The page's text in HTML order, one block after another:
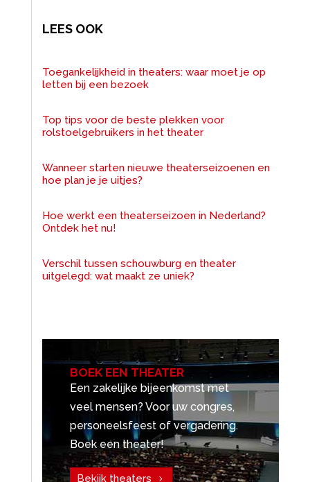
LEES OOK
Toegankelijkheid in theaters: waar moet je op
letten bij een bezoek
Top tips voor de beste plekken voor
rolstoelgebruikers in het theater
Wanneer starten nieuwe theaterseizoenen en
hoe plan je je uitjes?
Hoe werkt een theaterseizoen in Nederland?
Ontdek het nu!
Verschil tussen schouwburg en theater
uitgelegd: wat maakt ze uniek?
BOEK EEN THEATER
Een zakelijke bijeenkomst met
veel mensen? Voor uw congres,
personeelsfeest of vergadering.
Boek een theater!
Bekijk theaters